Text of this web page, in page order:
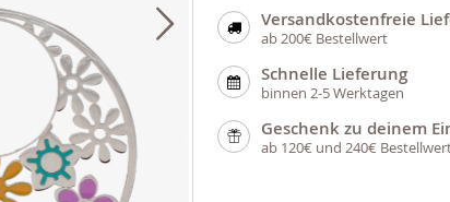
Versandkostenfreie
ab 200€ Bestellwert
Schnelle Lieferung
binnen 2-5 Werktagen
Geschenk zu deinem
ab 120€ und 240€